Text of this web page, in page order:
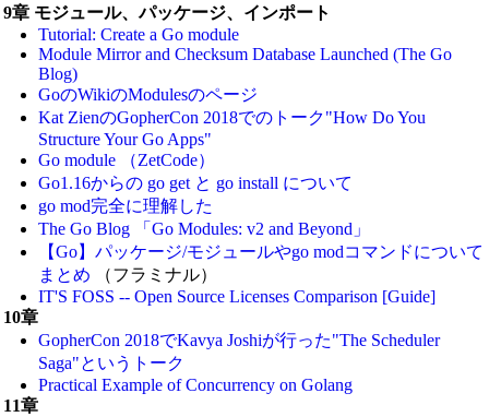
9章 モジュール、パッケージ、インポート
Tutorial: Create a Go module
Module Mirror and Checksum Database Launched (The Go
Blog)
GoのWikiのModulesのページ
Kat ZienのGopherCon 2018でのトーク"How Do You
Structure Your Go Apps"
Go module （ZetCode）
Go1.16からの go get と go install について
go mod完全に理解した
The Go Blog 「Go Modules: v2 and Beyond」
【Go】パッケージ/モジュールやgo modコマンドについて
まとめ
（フラミナル）
IT'S FOSS -- Open Source Licenses Comparison [Guide]
10章
GopherCon 2018でKavya Joshiが行った"The Scheduler
Saga"というトーク
Practical Example of Concurrency on Golang
11章